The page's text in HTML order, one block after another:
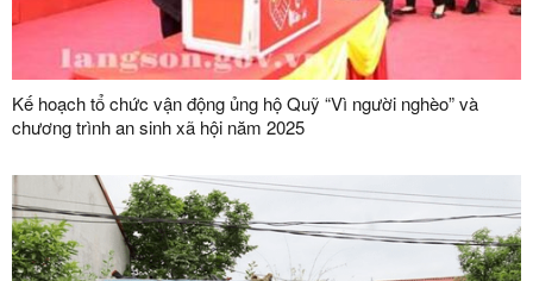
Kế hoạch tổ chức vận động ủng hộ Quỹ “Vì người nghèo” và
chương trình an sinh xã hội năm 2025